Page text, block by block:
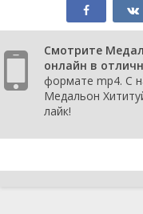
Смотрите
онлайн в
формате mp4. С
Медальон
лайк!